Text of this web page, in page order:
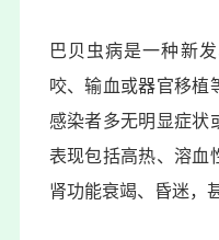
巴贝虫病是一种新
咬、输血或器官移植
感染者多无明显症状
表现包括高热、溶血
肾功能衰竭、昏迷，